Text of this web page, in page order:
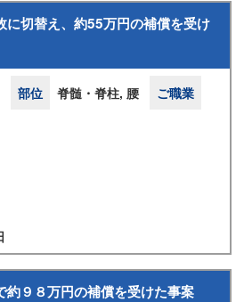
に切替え、約55万円の補償を受け
部位 脊髄・脊柱, 腰
ご職業
約９８万円の補償を受けた事案